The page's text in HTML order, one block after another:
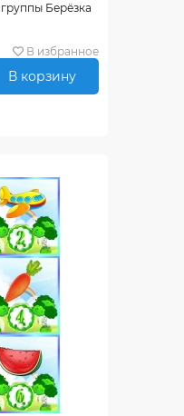
Берёзка
В избранное
В корзину